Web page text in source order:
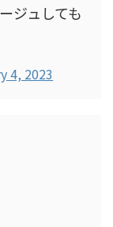
ジュしても
4, 2023